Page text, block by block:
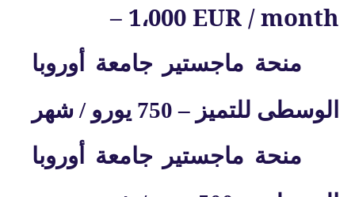
– 1،000 EUR / month
منحة ماجستير جامعة أوروبا
الوسطى للتميز –750 يورو / شهر
منحة ماجستير جامعة أوروبا